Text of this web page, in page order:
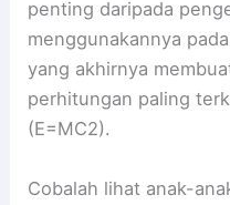
penting daripada
menggunakannya
yang akhirnya
perhitungan paling
(E=MC2).
Cobalah lihat anak-